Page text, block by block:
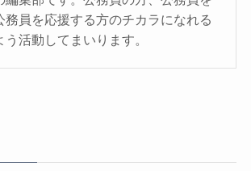
務員を応援する方のチカラになれる
う活動してまいります。